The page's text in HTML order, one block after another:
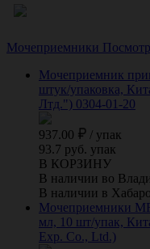
Мочеприемники
Мочеприемник
штук/упаковка,
Лтд.") 0304-01-20
937.00 / упак
93.7 руб. упак
В КОРЗИНУ
В наличии во
В наличии в
Мочеприемники
мл, 10 шт/упак,
Exp. Co., Ltd.)